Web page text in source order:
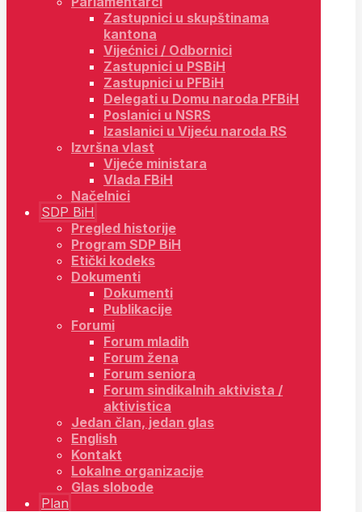
Zastupnici u skupštinama
kantona
Vijećnici / Odbornici
Zastupnici u PSBiH
Zastupnici u PFBiH
Delegati u Domu naroda PFBiH
Poslanici u NSRS
Izaslanici u Vijeću naroda RS
Izvršna vlast
Vijeće ministara
Vlada FBiH
Načelnici
SDP BiH
Pregled historije
Program SDP BiH
Etički kodeks
Dokumenti
Dokumenti
Publikacije
Forumi
Forum mladih
Forum žena
Forum seniora
Forum sindikalnih aktivista /
aktivistica
Jedan član, jedan glas
English
Kontakt
Lokalne organizacije
Glas slobode
Plan